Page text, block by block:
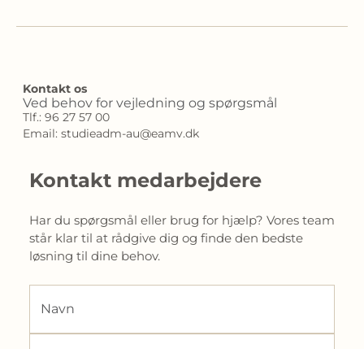
Kontakt os
Ved behov for vejledning og spørgsmål
Tlf.: 96 27 57 00
Email: studieadm-au@eamv.dk
Kontakt medarbejdere
Har du spørgsmål eller brug for hjælp? Vores team
står klar til at rådgive dig og finde den bedste
løsning til dine behov.
Navn